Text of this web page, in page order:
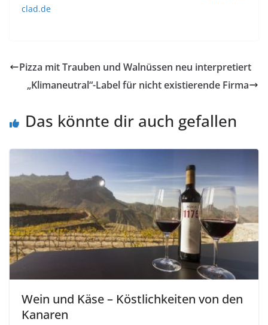
clad.de
Pizza mit Trauben und Walnüssen neu interpretiert
„Klimaneutral“-Label für nicht existierende Firma
Das könnte dir auch gefallen
Wein und Käse – Köstlichkeiten von den
Kanaren